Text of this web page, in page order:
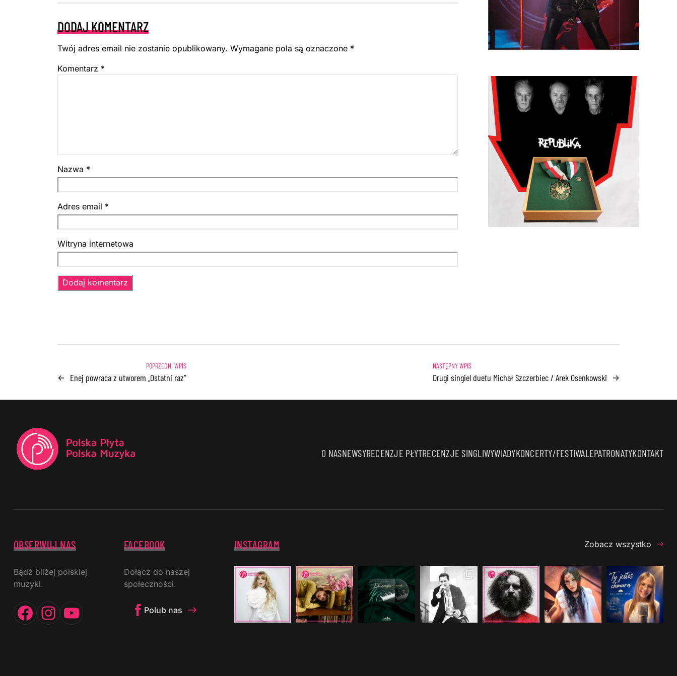
DODAJ KOMENTARZ
Twój adres email nie zostanie opublikowany. Wymagane pola są oznaczone *
Komentarz *
Nazwa *
Adres email *
Witryna internetowa
← Enej powraca z utworem „Ostatni raz” Drugi singiel duetu Michał Szczerbiec / Arek Osenkowski →
O NASNEWSYRECENZJE PŁYTRECENZJE SINGLIWYWIADYKONCERTY/FESTIWALEPATRONATYKONTAKT
OBSERWUJ NAS
Bądź bliżej polskiej
muzyki.
Facebook
Instagram
YouTube
FACEBOOK
Dołącz do naszej
społeczności.
Polub nas
INSTAGRAM Zobacz wszystko